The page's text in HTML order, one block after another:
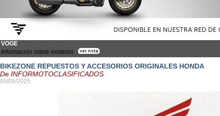
VOGE
Información sobre modelos
BIKEZONE REPUESTOS Y ACCESORIOS ORIGINALES HONDA
De INFORMOTOCLASIFICADOS
05/06/2025